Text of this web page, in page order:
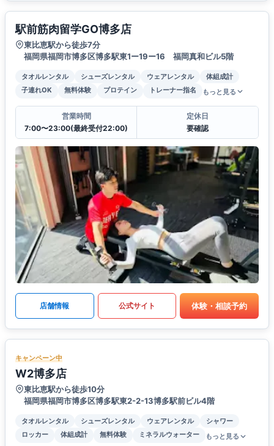
駅前筋肉留学GO博多店
東比恵駅から徒歩7分
福岡県福岡市博多区博多駅東1ー19ー16 福岡真和ビル5階
タオルレンタル シューズレンタル ウェアレンタル
体組成計
子連れOK
無料体験 プロテイン トレーナー指名 もっと見る
営業時間
7:00〜23:00(最終受付22:00)
定休日
要確認
店舗情報 公式サイト 体験・相談予約
キャンペーン中
W2博多店
東比恵駅から徒歩10分
福岡県福岡市博多区博多駅東2-2-13博多駅前ビル4階
タオルレンタル シューズレンタル ウェアレンタル
シャワー
ロッカー
体組成計 無料体験 ミネラルウォーター もっと見る